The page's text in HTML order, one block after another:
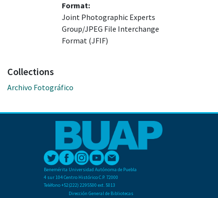
Format:
Joint Photographic Experts
Group/JPEG File Interchange
Format (JFIF)
Collections
Archivo Fotográfico
Benemérita Universidad Autónoma de Puebla
4 sur 104 Centro Histórico C.P. 72000
Teléfono +52(222) 2295500 ext. 5013
Dirección General de Bibliotecas